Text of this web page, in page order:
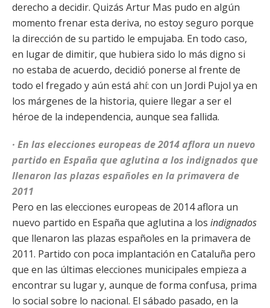
derecho a decidir. Quizás Artur Mas pudo en algún
momento frenar esta deriva, no estoy seguro porque
la dirección de su partido le empujaba. En todo caso,
en lugar de dimitir, que hubiera sido lo más digno si
no estaba de acuerdo, decidió ponerse al frente de
todo el fregado y aún está ahí: con un Jordi Pujol ya en
los márgenes de la historia, quiere llegar a ser el
héroe de la independencia, aunque sea fallida.
· En las elecciones europeas de 2014 aflora un nuevo
partido en España que aglutina a los indignados que
llenaron las plazas españoles en la primavera de
2011
Pero en las elecciones europeas de 2014 aflora un
nuevo partido en España que aglutina a los indignados
que llenaron las plazas españoles en la primavera de
2011. Partido con poca implantación en Cataluña pero
que en las últimas elecciones municipales empieza a
encontrar su lugar y, aunque de forma confusa, prima
lo social sobre lo nacional. El sábado pasado, en la